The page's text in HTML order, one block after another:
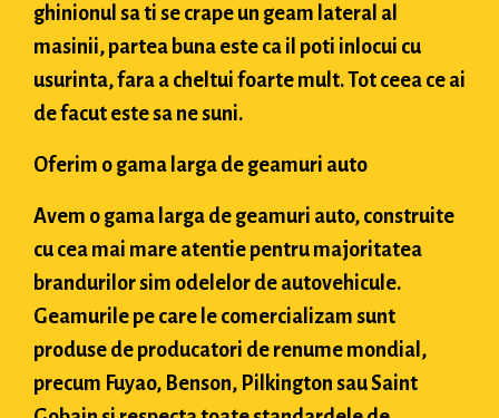
ghinionul sa ti se crape un geam lateral al
masinii, partea buna este ca il poti inlocui cu
usurinta, fara a cheltui foarte mult. Tot ceea ce ai
de facut este sa ne suni.
Oferim o gama larga de geamuri auto
Avem o gama larga de geamuri auto, construite
cu cea mai mare atentie pentru majoritatea
brandurilor sim odelelor de autovehicule.
Geamurile pe care le comercializam sunt
produse de producatori de renume mondial,
precum Fuyao, Benson, Pilkington sau Saint